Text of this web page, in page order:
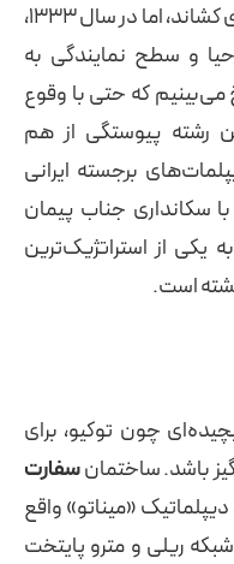
برای مدتی کوتاه این پیوند را به سردی کشاند، اما در سال ۱۳۳۳،
و سطح نمایندگی به
می‌بینیم که حتی با وقوع
اسلامی در سال ۱۳۵۷، این رشته پیوستگی از هم
برجسته ایرانی
است. امروزه در سال ۲۰۲۵، با سکانداری جناب پیمان
یکی از استراتژیک‌ترین
است.
چون توکیو، برای
باشد. ساختمانسفارت
«میناتو» واقع
ریلی و مترو پایتخت